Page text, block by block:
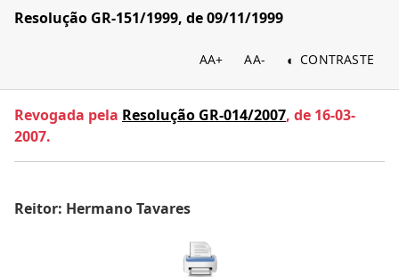
Resolução GR-151/1999, de 09/11/1999
AA+ AA- CONTRASTE
Revogada pela Resolução GR-014/2007, de 16-03-
2007.
Reitor: Hermano Tavares